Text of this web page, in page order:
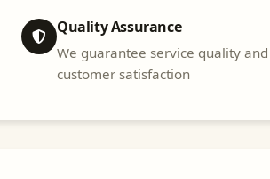
Quality Assurance
We guarantee service quality and
customer satisfaction